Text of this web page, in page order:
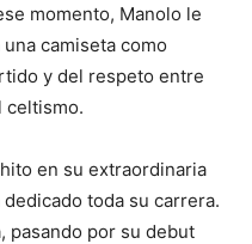
momento, Manolo le
camiseta como
y del respeto entre
celtismo.
en su extraordinaria
toda su carrera.
pasando por su debut